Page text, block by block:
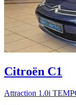
Citroën C1
Attraction 1.0i